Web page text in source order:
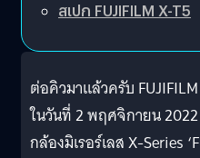
สเปก FUJIFILM X-T5
ต่อคิวมาแล้วครับ
ในวันที่ 2 พฤศจิกายน
กล้องมิเรอร์เลส X-Series